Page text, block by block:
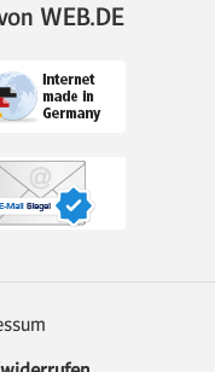
WEB.DE